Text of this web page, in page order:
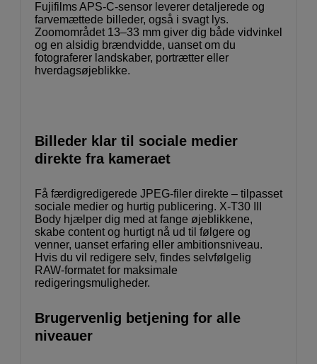
Fujifilms APS-C-sensor leverer detaljerede og
farvemættede billeder, også i svagt lys.
Zoomområdet 13–33 mm giver dig både vidvinkel
og en alsidig brændvidde, uanset om du
fotograferer landskaber, portrætter eller
hverdagsøjeblikke.
Billeder klar til sociale medier
direkte fra kameraet
Få færdigredigerede JPEG-filer direkte – tilpasset
sociale medier og hurtig publicering. X-T30 III
Body hjælper dig med at fange øjeblikkene,
skabe content og hurtigt nå ud til følgere og
venner, uanset erfaring eller ambitionsniveau.
Hvis du vil redigere selv, findes selvfølgelig
RAW-formatet for maksimale
redigeringsmuligheder.
Brugervenlig betjening for alle
niveauer